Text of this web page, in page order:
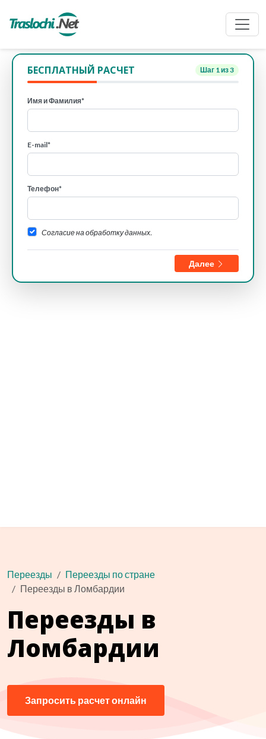
БЕСПЛАТНЫЙ РАСЧЕТ Шаг 1из 3
Имя и Фамилия*
E-mail*
Телефон*
Согласие на обработку данных.
Далее
Переезды
Переезды по стране
Переезды в Ломбардии
Переезды в
Ломбардии
Запросить расчет онлайн